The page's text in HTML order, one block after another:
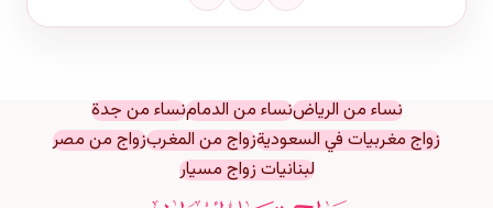
نساء من الرياضنساء من الدمامنساء من جدة
زواج مغربيات في السعوديةزواج من المغربزواج من مصر
لبنانيات زواج مسيار